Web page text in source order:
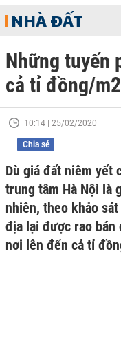
NHÀ ĐẤT
Những tuyến
cả tỉ đồng/
10:14 | 25/02/2020
Chia sẻ
Dù giá đất niêm yết
trung tâm Hà Nội là
nhiên, theo khảo
địa lại được rao bán
nơi lên đến cả tỉ